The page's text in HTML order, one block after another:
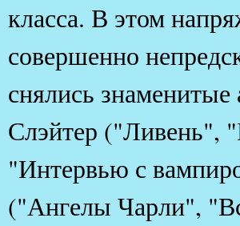
класса. В этом
совершенно
снялись
Слэйтер ("Ливень",
"Интервью с
("Ангелы Чарли",